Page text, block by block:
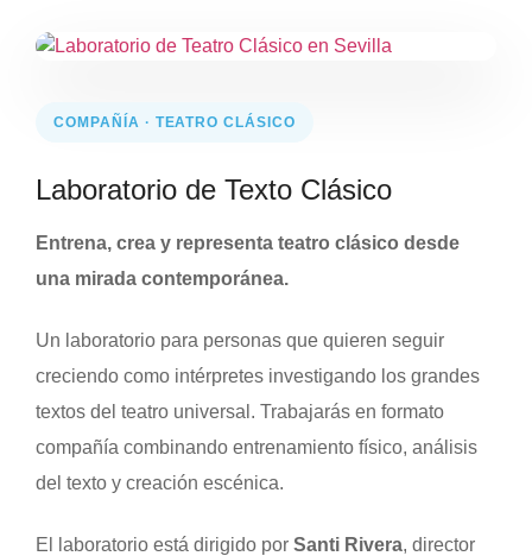
COMPAÑÍA · TEATRO CLÁSICO
Laboratorio de Texto Clásico
Entrena, crea y representa teatro clásico desde
una mirada contemporánea.
Un laboratorio para personas que quieren seguir
creciendo como intérpretes investigando los grandes
textos del teatro universal. Trabajarás en formato
compañía combinando entrenamiento físico, análisis
del texto y creación escénica.
El laboratorio está dirigido por Santi Rivera, director